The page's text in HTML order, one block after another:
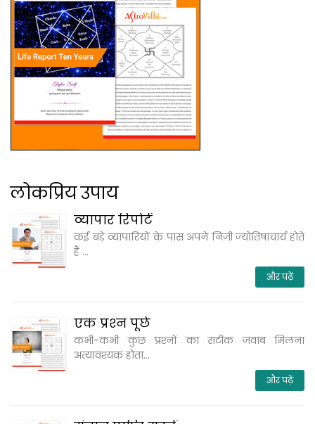
लोकप्रिय उपाय
व्‍यापार रिपोर्ट
कई बड़े व्‍यापारियों के पास अपने निजी ज्‍योतिषाचार्य होते
हैं ...
और पढ़ें
एक प्रश्‍न पूछें
कभी-कभी कुछ प्रश्‍नों का सटीक जवाब मिलना
अत्‍यावश्‍यक होता...
और पढ़ें